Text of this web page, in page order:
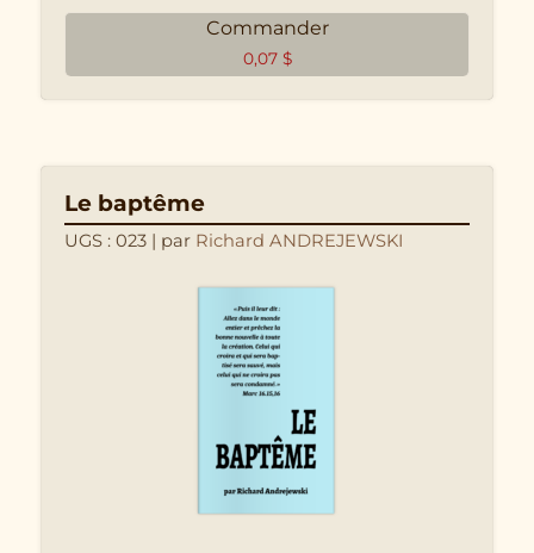
Commander
0,07 $
Le baptême
UGS : 023 | par Richard ANDREJEWSKI